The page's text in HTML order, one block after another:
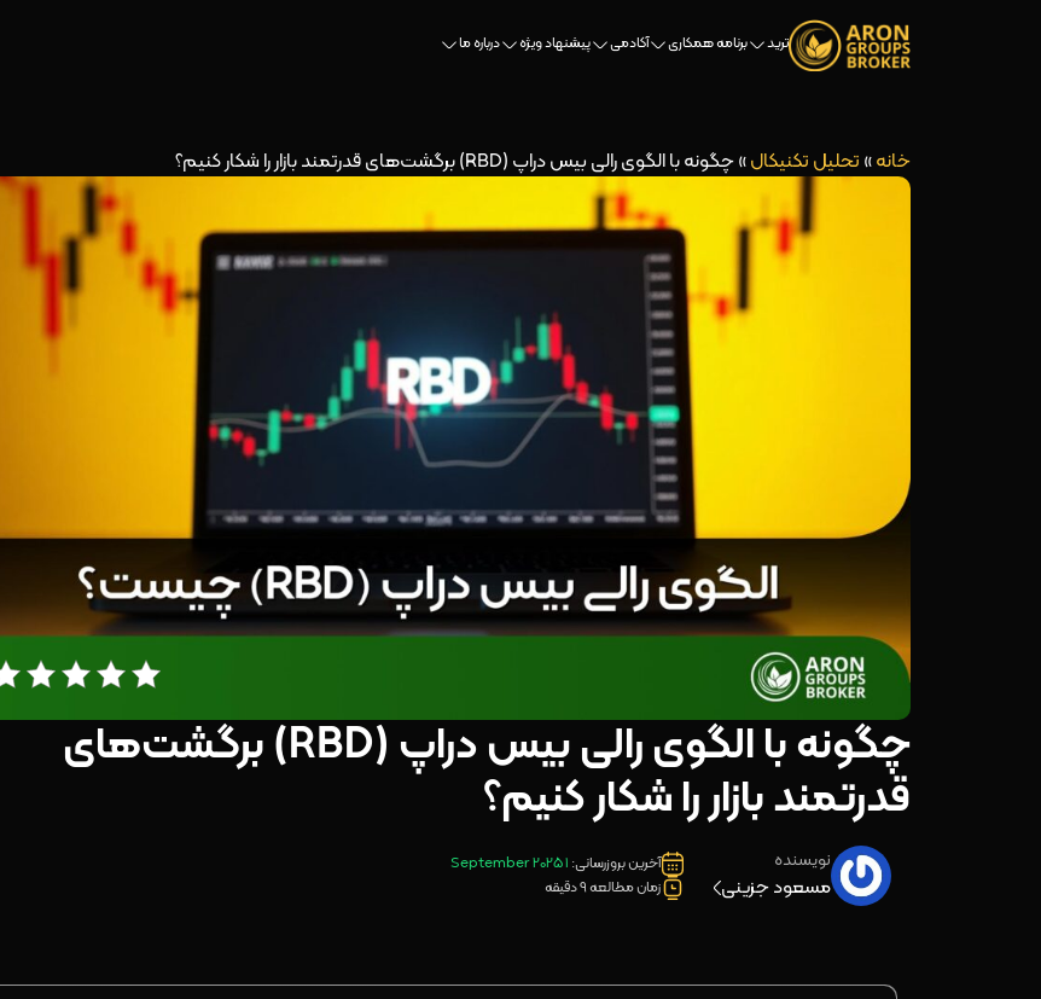
ترید برنامه همکاری آکادمی پیشنهاد ویژه درباره ما
خانه» تحلیل تکنیکال»چگونه با الگوی رالی بیس دراپ (RBD) برگشت‌های قدرتمند بازار را شکار کنیم؟
چگونه با الگوی رالی بیس دراپ (RBD) برگشت‌های
قدرتمند بازار را شکار کنیم؟
نویسنده
مسعود جزینی
آخرین بروزرسانی: 1 September 2025
زمان مطالعه 9 دقیقه